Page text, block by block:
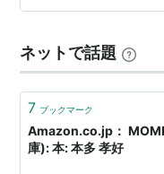
は新たに無口で何を
「研ぎ澄まされた観
ていくことに気づき
ネットで話題
7 ブックマーク
Amazon.co.jp：
庫): 本: 本多 孝好